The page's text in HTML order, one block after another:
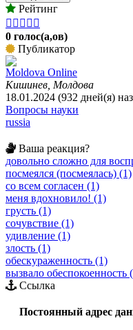
Рейтинг
    
0 голос(а,ов)
Публикатор
Moldova Online
Кишинев, Молдова
18.01.2024 (932 дней(я)
Вопросы науки
russia
Ваша реакция?
довольно сложно для
посмеялся (посмеялась) (1)
со всем согласен (1)
меня вдохновило! (1)
грусть (1)
сочувствие (1)
удивление (1)
злость (1)
обескураженность (1)
вызвало обеспокоенность
Ссылка
Постоянный адрес